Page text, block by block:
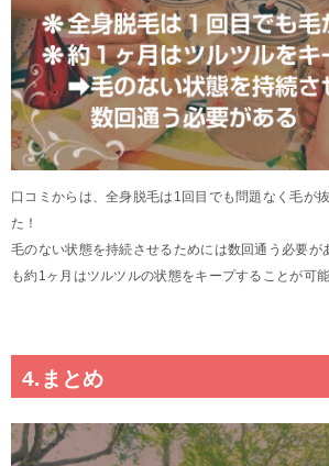
口コミからは、全身脱毛は1回目でも問題なく毛が
た！
毛のない状態を持続させるためには数回通う必要が
も約1ヶ月はツルツルの状態をキープすることが可能
4.まとめ